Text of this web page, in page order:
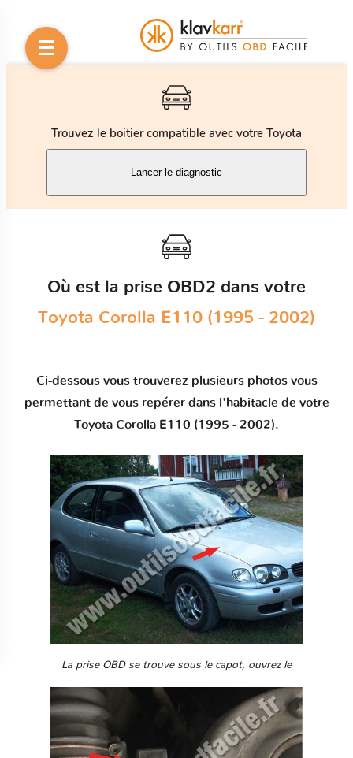
Trouvez le boitier compatible avec votre Toyota
Lancer le diagnostic
Où est la prise OBD2 dans votre
Toyota Corolla E110 (1995 - 2002)
Ci-dessous vous trouverez plusieurs photos vous
permettant de vous repérer dans l'habitacle de votre
Toyota Corolla E110 (1995 - 2002).
La prise OBD se trouve sous le capot, ouvrez le